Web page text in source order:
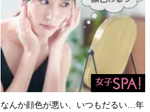
なんか顔色が悪い、いつもだるい…年